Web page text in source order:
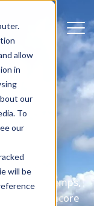
allow
in
our
To
our
will be
et
plus longtemps,
encore